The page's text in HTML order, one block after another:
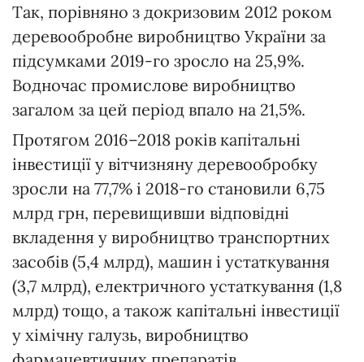
Так, порівняно з докризовим 2012 роком
деревообробне виробництво України за
підсумками 2019-го зросло на 25,9%.
Водночас промислове виробництво
загалом за цей період впало на 21,5%.
Протягом 2016–2018 років капітальні
інвестиції у вітчизняну деревообробку
зросли на 77,7% і 2018-го становили 6,75
млрд грн, перевищивши відповідні
вкладення у виробництво транспортних
засобів (5,4 млрд), машин і устаткування
(3,7 млрд), електричного устаткування (1,8
млрд) тощо, а також капітальні інвестиції
у хімічну галузь, виробництво